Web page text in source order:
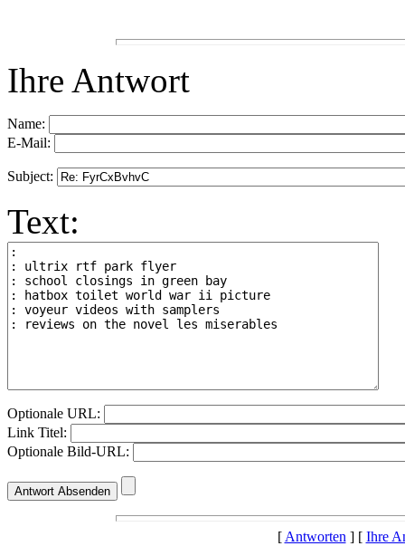
Ihre Antwort
Name:
E-Mail:
Subject:
Text:
Optionale URL:
Link Titel:
Optionale Bild-URL:
[Antworten] [ Ihre